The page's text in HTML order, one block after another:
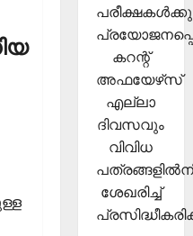
കറന്റ്
അഫയേഴ്‌സ്
എല്ലാ
ദിവസവും
വിവിധ
ശേഖരിച്ച്